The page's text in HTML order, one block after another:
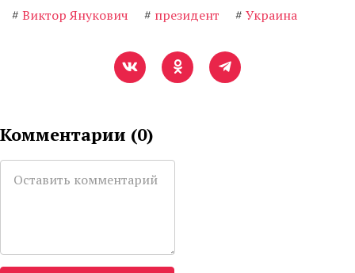
# Виктор Янукович # президент # Украина
Комментарии (0)